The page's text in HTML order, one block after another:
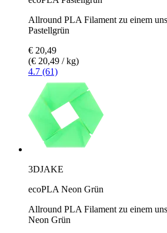
Allround PLA Filament zu einem
Pastellgrün
€ 20,49
(€ 20,49 / kg)
4.7 (61)
3DJAKE
ecoPLA Neon Grün
Allround PLA Filament zu einem
Neon Grün